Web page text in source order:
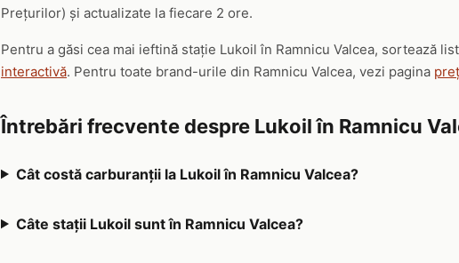
Prețurilor) și actualizate la fiecare 2 ore.
Pentru a găsi cea mai ieftină stație Lukoil în Ramnicu Valcea, sortează
interactivă. Pentru toate brand-urile din Ramnicu Valcea, vezi pagina
Întrebări frecvente despre Lukoil în Ramnicu
Cât costă carburanții la Lukoil în Ramnicu Valcea?
Câte stații Lukoil sunt în Ramnicu Valcea?